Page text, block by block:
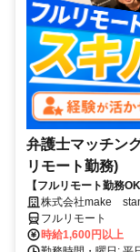
弁護士マッチン
リモート勤務)
【フルリモート勤務
ルが身につく営業職
株式会社make
フルリモート
時給1,600円以上